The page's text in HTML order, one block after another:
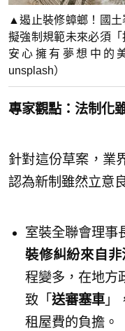
▲遏止裝修蟑螂！國土
擬強制規範未來必須
安心擁有夢想中的
unsplash）
專家觀點：法制化
針對這份草案，業
認為新制雖然立意
室裝全聯會理事
裝修糾紛來自非
程變多，在地方
致「送審塞車 」
租屋費的負擔。